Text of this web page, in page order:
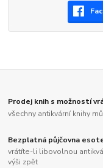
Prodej knih s možností
všechny antikvární knihy
Bezplatná půjčovna
vrátíte-li libovolnou
výši zpět